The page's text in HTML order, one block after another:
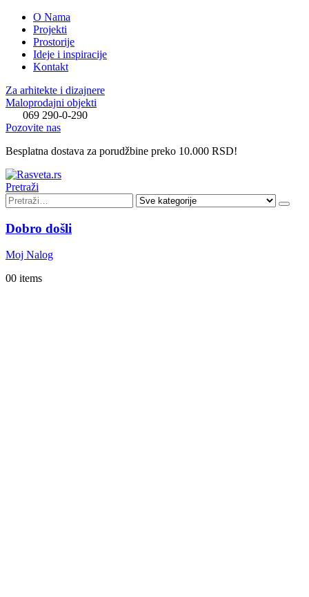
O Nama
Projekti
Prostorije
Ideje i inspiracije
Kontakt
Za arhitekte i dizajnere
Maloprodajni objekti
069 290-0-290
Pozovite nas
Besplatna dostava za porudžbine preko 10.000 RSD!
Pretraži
Dobro došli
Moj Nalog
00 items